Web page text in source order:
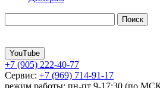
YouTube
+7 (905) 222-40-77
Сервис: +7 (969) 714-91-17
режим работы: пн-пт 9-17:30 (по